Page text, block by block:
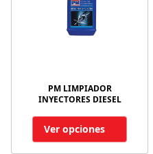
PM LIMPIADOR
INYECTORES DIESEL
Ver opciones